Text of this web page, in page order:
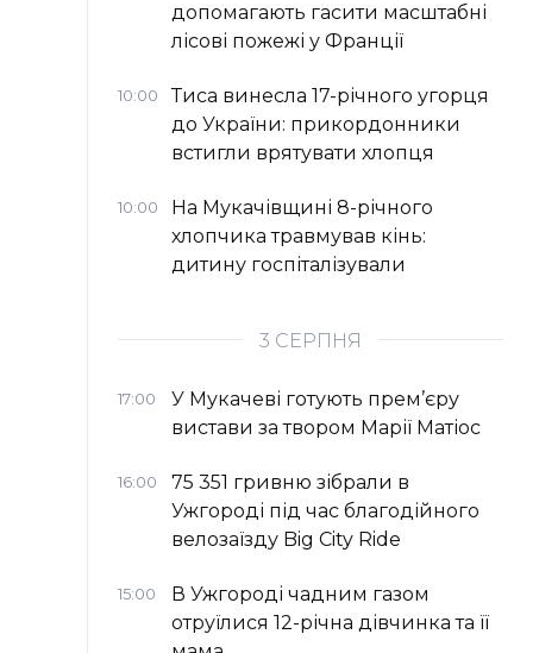
допомагають гасити масштабні
лісові пожежі у Франції
10:00
Тиса винесла 17-річного угорця
до України: прикордонники
встигли врятувати хлопця
10:00
На Мукачівщині 8-річного
хлопчика травмував кінь:
дитину госпіталізували
3 СЕРПНЯ
17:00
У Мукачеві готують прем’єру
вистави за твором Марії Матіос
16:00
75 351 гривню зібрали в
Ужгороді під час благодійного
велозаїзду Big Сity Ride
15:00
В Ужгороді чадним газом
отруїлися 12-річна дівчинка та її